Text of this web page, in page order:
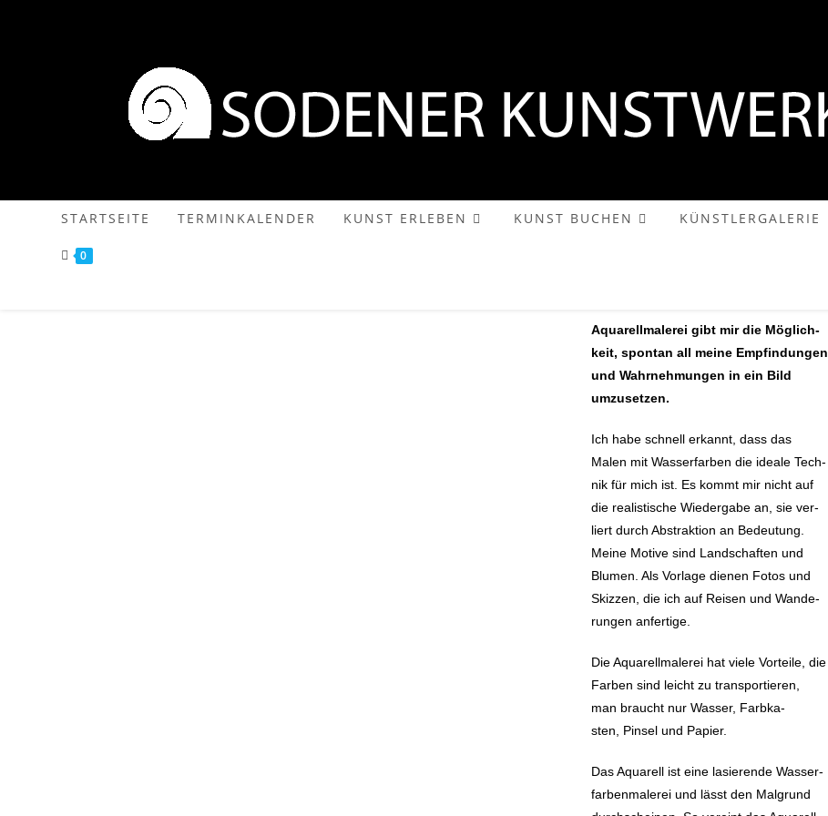
START­SEI­TE TER­MIN­KA­LEN­DER KUNST ERLE­BEN KUNST BUCHEN KÜNST­LER­GA­LE­RIE
0
Aquarell­ma­le­rei gibt mir die Mög­lich­
keit, spon­tan all meine Emp­fin­dun­gen
und Wahr­neh­mun­gen in ein Bild
umzusetzen.
Ich habe schnell erkannt, dass das
Malen mit Was­ser­far­ben die ideale Tech­
nik für mich ist. Es kommt mir nicht auf
die rea­li­sti­sche Wie­der­ga­be an, sie ver­
liert durch Abstrak­ti­on an Bedeu­tung.
Meine Motive sind Land­schaf­ten und
Blumen. Als Vor­la­ge dienen Fotos und
Skiz­zen, die ich auf Reisen und Wan­de­
run­gen anfertige.
Die Aqua­rell­ma­le­rei hat viele Vor­tei­le, die
Farben sind leicht zu trans­por­tie­ren,
man braucht nur Wasser, Farb­ka­
sten, Pinsel und Papier.
Das Aqua­rell ist eine lasie­ren­de Was­ser­
far­ben­ma­le­rei und lässt den Mal­grund